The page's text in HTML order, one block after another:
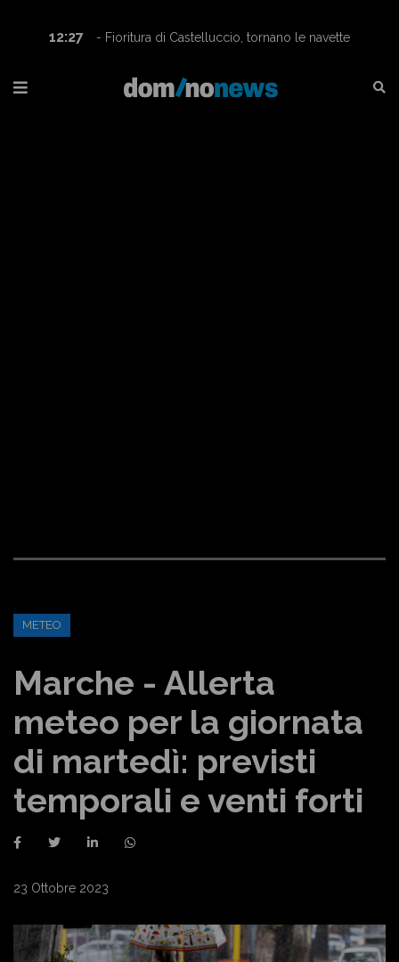
16:08
- Marche - Ginnastica artistica, Eva Amici
METEO
Marche - Allerta
meteo per la giornata
di martedì: previsti
temporali e venti forti
23 Ottobre 2023